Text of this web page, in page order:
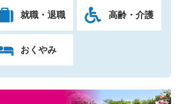
就職・退職 高齢・介護
おくやみ